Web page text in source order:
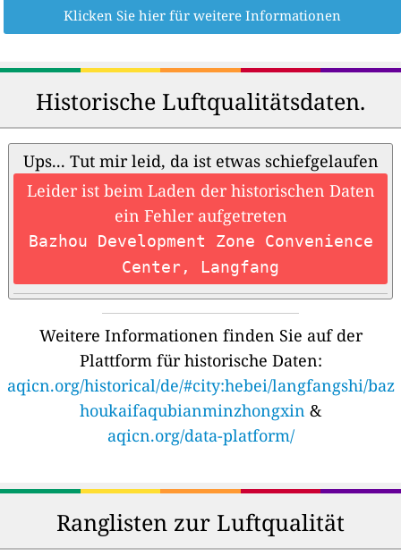
Klicken Sie hier für weitere Informationen
Historische Luftqualitätsdaten.
Ups... Tut mir leid, da ist etwas schiefgelaufen
Leider ist beim Laden der historischen Daten
ein Fehler aufgetreten
Bazhou Development Zone Convenience
Center, Langfang
Weitere Informationen finden Sie auf der
Plattform für historische Daten:
aqicn.org/historical/de/#city:hebei/langfangshi/baz
houkaifaqubianminzhongxin &
aqicn.org/data-platform/
Ranglisten zur Luftqualität